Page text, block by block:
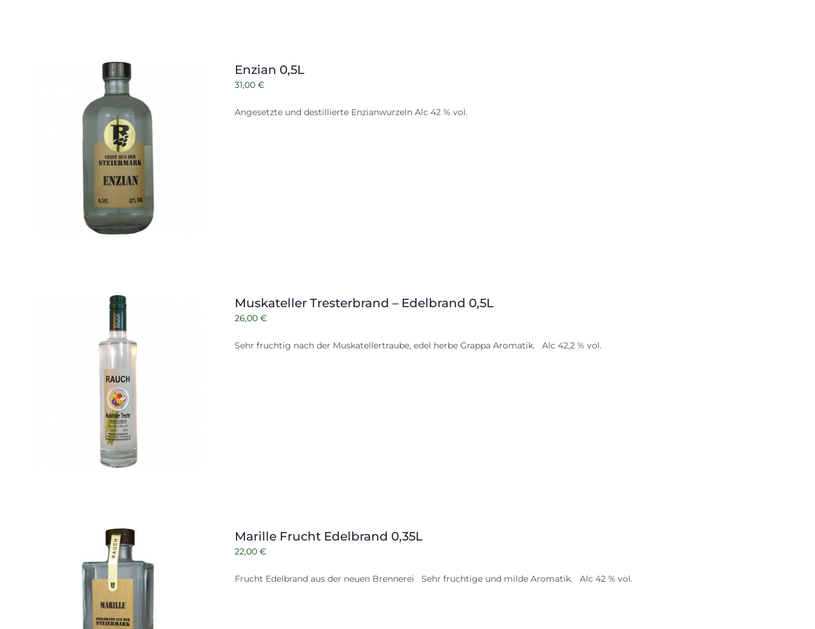
Enzian 0,5L
31,00 €
Angesetzte und destillierte Enzianwurzeln Alc 42 % vol.
Muskateller Tresterbrand – Edelbrand 0,5L
26,00 €
Sehr fruchtig nach der Muskatellertraube, edel herbe Grappa Aromatik. Alc 42,2 % vol.
Marille Frucht Edelbrand 0,35L
22,00 €
Frucht Edelbrand aus der neuen Brennerei Sehr fruchtige und milde Aromatik. Alc 42 % vol.